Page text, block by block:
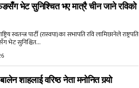
भेट सुनिश्चित भए मात्रै चीन जाने रविको
स्वतन्त्र पार्टी (रास्वपा)का सभापति रवि लामिछानेले राष्ट्रपति
भेट सुनिश्चित...
शाहलाई वरिष्ठ नेता मनोनित गर्‍यो